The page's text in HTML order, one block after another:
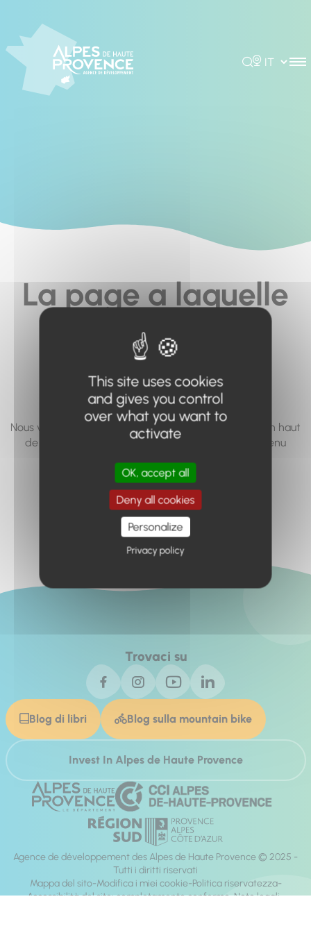
Rechercher
Choisir la
La page a laquelle
vous cherchez à
accéder n'existe
pas... ou plus.
Nous vous invitons à utiliser le moteur de recherche en haut
de page, ou à utiliser le menu pour trouver le contenu
Retour à l'accueil
Trovaci su
Blog di libri Blog sulla mountain bike
Invest In Alpes de Haute Provence
Agence de développement des Alpes de Haute Provence © 2025 -
Tutti i diritti riservati
Mappa del sito Modifica i miei cookie Politica riservatezza
Accessibilità del sito: completamente conforme Note legali
This site uses cookies
and gives you control
over what you want to
activate
OK, accept all
Deny all cookies
Personalize
Privacy policy